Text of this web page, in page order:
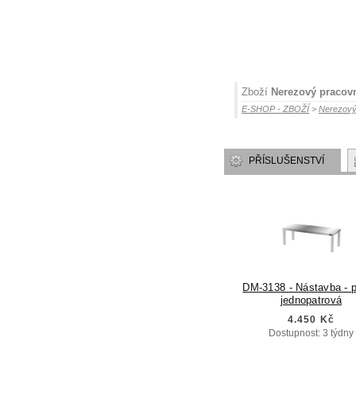
Zboží Nerezový
E-SHOP - ZBOŽÍ >
PŘÍSLUŠENSTVÍ
DM-3138 - Nástavba -
jednopatrová
4.450 Kč
Dostupnost: 3 týdny